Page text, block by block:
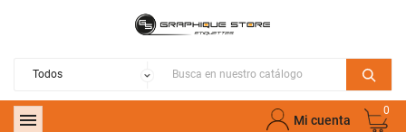
 Mi cuenta
0